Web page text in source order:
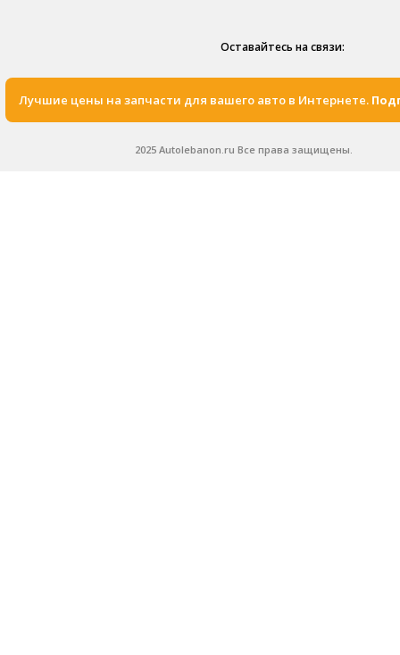
Оставайтесь на связи:
Лучшие цены на запчасти для вашего авто в Интернете.
2025 Autolebanon.ru Все права защищены.